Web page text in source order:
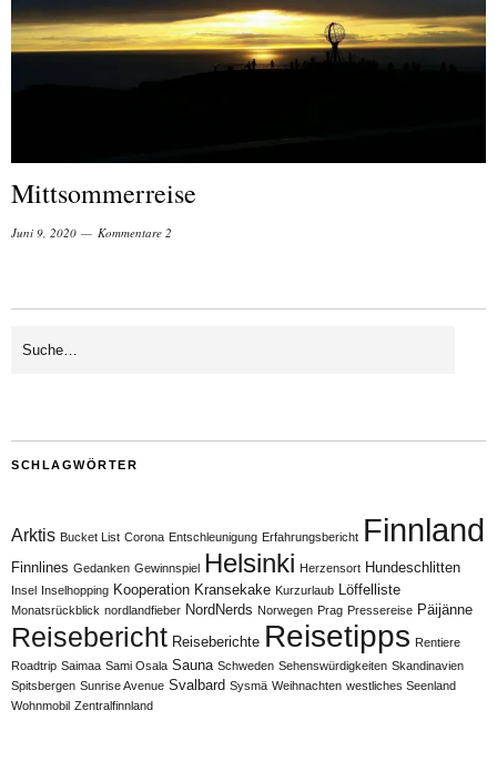
Mittsommerreise
Juni 9, 2020 Kommentare 2
SCHLAGWÖRTER
Arktis Bucket List Corona Entschleunigung Erfahrungsbericht Finnland
Finnlines Gedanken Gewinnspiel Helsinki Herzensort Hundeschlitten
Insel Inselhopping Kooperation Kransekake Kurzurlaub Löffelliste
Monatsrückblick nordlandfieber NordNerds Norwegen Prag Pressereise Päijänne
Reisebericht Reiseberichte Reisetipps Rentiere
Roadtrip Saimaa Sami Osala Sauna Schweden Sehenswürdigkeiten Skandinavien
Spitsbergen Sunrise Avenue Svalbard Sysmä Weihnachten westliches Seenland
Wohnmobil Zentralfinnland